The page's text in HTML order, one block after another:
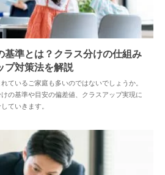
2026.06.26
基準とは？クラス分けの仕組み
プ対策法を解説
ているご家庭も多いのではないでしょうか。
の基準や目安の偏差値、クラスアップ実現に
ていきます。